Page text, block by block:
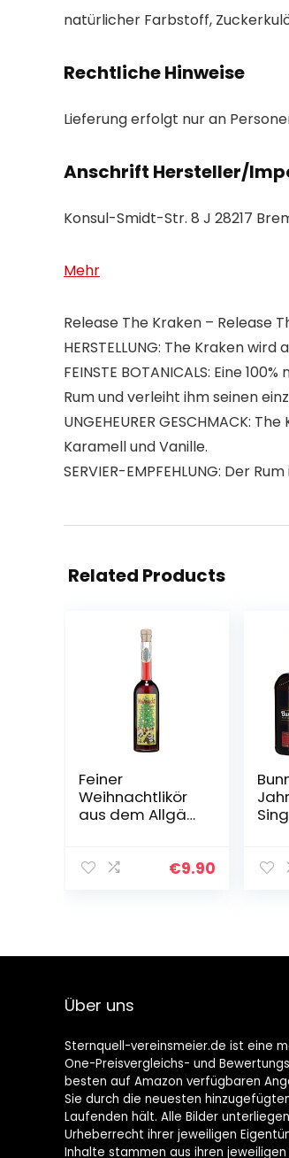
natürlicher Farbstoff,
Rechtliche Hinweise
Lieferung erfolgt nur an
Anschrift Hersteller/
Konsul-Smidt-Str. 8 J 28217
Mehr
Release The Kraken – Release
HERSTELLUNG: The Kraken
FEINSTE BOTANICALS: Eine
Rum und verleiht ihm seinen
UNGEHEURER GESCHMACK:
Karamell und Vanille.
SERVIER-EMPFEHLUNG: Der
Related Products
Feiner
Weihnachtlikör
aus dem Allgäu
Weihnachtszeit
€9.90
Über uns
Sternquell-vereinsmeier.de ist eine
One-Preisvergleichs- und
besten auf Amazon verfügbaren
Sie durch die neuesten
Laufenden hält. Alle Bilder
Urheberrecht ihrer jeweiligen
Inhalte stammen aus ihren jeweiligen